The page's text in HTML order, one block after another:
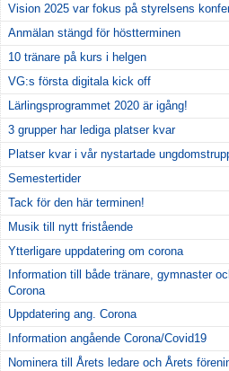
Vision 2025 var fokus på styrelsens
Anmälan stängd för höstterminen
10 tränare på kurs i helgen
VG:s första digitala kick off
Lärlingsprogrammet 2020 är igång!
3 grupper har lediga platser kvar
Platser kvar i vår nystartade
Semestertider
Tack för den här terminen!
Musik till nytt fristående
Ytterligare uppdatering om corona
Information till både tränare, gymnaster
Corona
Uppdatering ang. Corona
Information angående Corona/Covid19
Nominera till Årets ledare och Årets